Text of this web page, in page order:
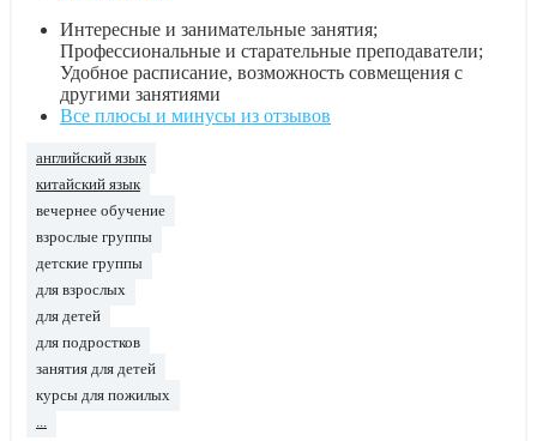
Интересные и занимательные занятия;
Профессиональные и старательные преподаватели;
Удобное расписание, возможность совмещения с
другими занятиями
Все плюсы и минусы из отзывов
английский язык
китайский язык
вечернее обучение
взрослые группы
детские группы
для взрослых
для детей
для подростков
занятия для детей
курсы для пожилых
...